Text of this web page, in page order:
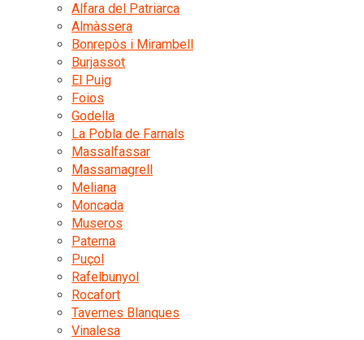
Alfara del Patriarca
Almàssera
Bonrepòs i Mirambell
Burjassot
El Puig
Foios
Godella
La Pobla de Farnals
Massalfassar
Massamagrell
Meliana
Moncada
Museros
Paterna
Puçol
Rafelbunyol
Rocafort
Tavernes Blanques
Vinalesa